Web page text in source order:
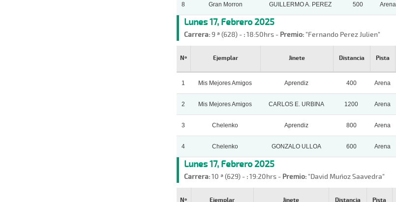
8 Gran Morron GUILLERMO A. PEREZ 500 Arena
Lunes 17, Febrero 2025
Carrera:9 ª (628) - :18:50hrs - Premio:"Fernando Perez Julien"
Nº Ejemplar Jinete Distancia Pista
1 Mis Mejores Amigos Aprendiz 400 Arena
2 Mis Mejores Amigos CARLOS E. URBINA 1200 Arena
3 Chelenko Aprendiz 800 Arena
4 Chelenko GONZALO ULLOA 600 Arena
Lunes 17, Febrero 2025
Carrera:10 ª (629) - :19:20hrs - Premio:"David Muñoz Saavedra"
Nº Ejemplar Jinete Distancia Pista